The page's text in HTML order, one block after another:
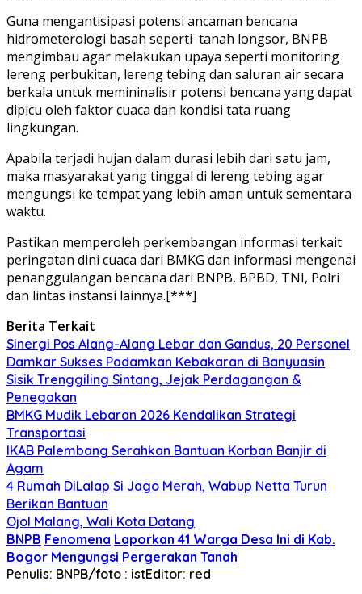
Guna mengantisipasi potensi ancaman bencana
hidrometerologi basah seperti tanah longsor, BNPB
mengimbau agar melakukan upaya seperti monitoring
lereng perbukitan, lereng tebing dan saluran air secara
berkala untuk memininalisir potensi bencana yang dapat
dipicu oleh faktor cuaca dan kondisi tata ruang
lingkungan.
Apabila terjadi hujan dalam durasi lebih dari satu jam,
maka masyarakat yang tinggal di lereng tebing agar
mengungsi ke tempat yang lebih aman untuk sementara
waktu.
Pastikan memperoleh perkembangan informasi terkait
peringatan dini cuaca dari BMKG dan informasi mengenai
penanggulangan bencana dari BNPB, BPBD, TNI, Polri
dan lintas instansi lainnya.[***]
Berita Terkait
Sinergi Pos Alang-Alang Lebar dan Gandus, 20 Personel
Damkar Sukses Padamkan Kebakaran di Banyuasin
Sisik Trenggiling Sintang, Jejak Perdagangan &
Penegakan
BMKG Mudik Lebaran 2026 Kendalikan Strategi
Transportasi
IKAB Palembang Serahkan Bantuan Korban Banjir di
Agam
4 Rumah DiLalap Si Jago Merah, Wabup Netta Turun
Berikan Bantuan
Ojol Malang, Wali Kota Datang
BNPB Fenomena Laporkan 41 Warga Desa Ini di Kab.
Bogor Mengungsi Pergerakan Tanah
Penulis: BNPB/foto : istEditor: red